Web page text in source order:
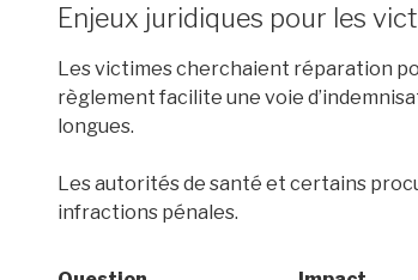
Enjeux juridiques pour les
Les victimes cherchaient réparation
règlement facilite une voie
longues.
Les autorités de santé et certains
infractions pénales.